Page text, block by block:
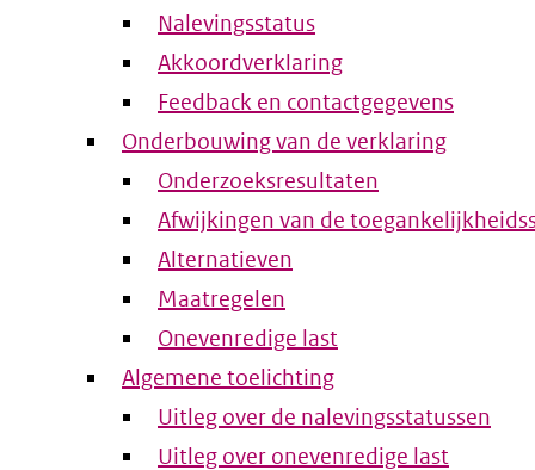
Nalevingsstatus
Akkoordverklaring
Feedback en contactgegevens
Onderbouwing van de verklaring
Onderzoeksresultaten
Afwijkingen van de
Alternatieven
Maatregelen
Onevenredige last
Algemene toelichting
Uitleg over de nalevingsstatussen
Uitleg over onevenredige last